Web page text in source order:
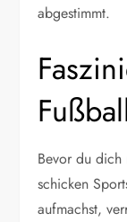
abgestimmt.
Bevor du dich
schicken
aufmachst,